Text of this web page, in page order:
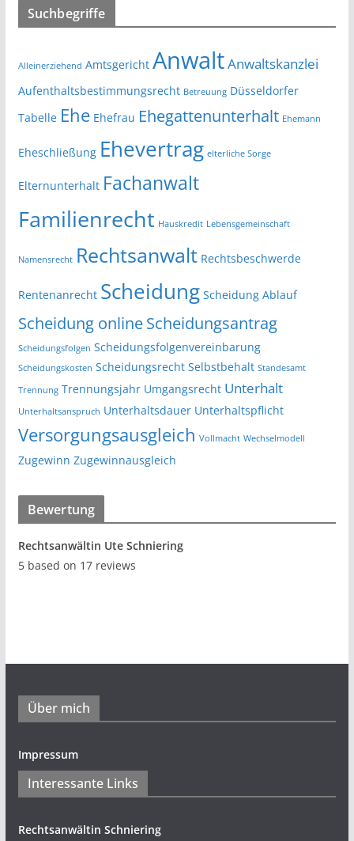
Suchbegriffe
Alleinerziehend Amtsgericht AnwaltAnwaltskanzlei
Aufenthaltsbestimmungsrecht Betreuung Düsseldorfer
Tabelle Ehe Ehefrau Ehegattenunterhalt Ehemann
Eheschließung Ehevertrag elterliche Sorge
Elternunterhalt Fachanwalt
Familienrecht Hauskredit Lebensgemeinschaft
Namensrecht Rechtsanwalt Rechtsbeschwerde
Rentenanrecht Scheidung Scheidung Ablauf
Scheidung onlineScheidungsantrag
Scheidungsfolgen Scheidungsfolgenvereinbarung
Scheidungskosten Scheidungsrecht Selbstbehalt Standesamt
Trennung Trennungsjahr Umgangsrecht Unterhalt
Unterhaltsanspruch Unterhaltsdauer Unterhaltspflicht
Versorgungsausgleich Vollmacht Wechselmodell
Zugewinn Zugewinnausgleich
Bewertung
Rechtsanwältin Ute Schniering
5based on 17reviews
Über mich
Impressum
Interessante Links
Rechtsanwältin Schniering